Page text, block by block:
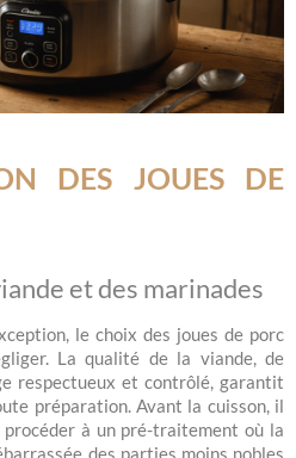
DES JOUES DE
et des marinades
le choix des joues de porc
La qualité de la viande, de
respectueux et contrôlé, garantit
préparation. Avant la cuisson, il
à un pré-traitement où la